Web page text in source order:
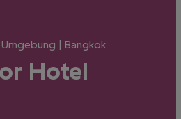
| Bangkok
Hotel